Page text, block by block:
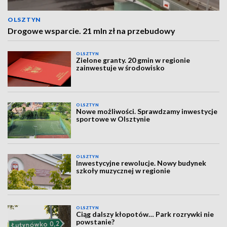
OLSZTYN
Drogowe wsparcie. 21 mln zł na przebudowy
OLSZTYN
Zielone granty. 20 gmin w regionie
zainwestuje w środowisko
OLSZTYN
Nowe możliwości. Sprawdzamy inwestycje
sportowe w Olsztynie
OLSZTYN
Inwestycyjne rewolucje. Nowy budynek
szkoły muzycznej w regionie
OLSZTYN
Ciąg dalszy kłopotów… Park rozrywki nie
powstanie?